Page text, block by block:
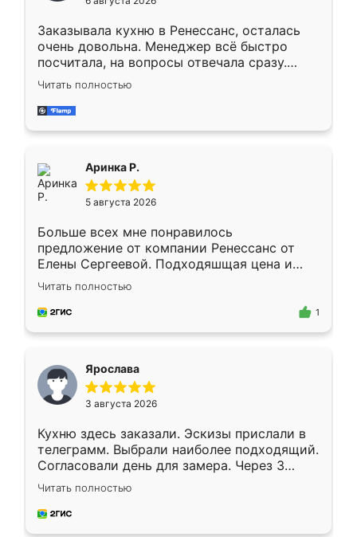
мебели буду заказывать только здесь.
Заказывала кухню в Ренессанс, осталась
очень довольна. Менеджер всё быстро
посчитала, на вопросы отвечала сразу.
Замерщик приехал в субботу, подошёл к
делу со всей ответственностью. Собрали
за день, ребята работали аккуратно, даже
Читать полностью
Аринка Р.
5 августа 2026
Больше всех мне понравилось
предложение от компании Ренессанс от
Елены Сергеевой. Подходяшщая цена и
короткие сроки изготовления. Приехавший
для замера сотрудник Владислав
предложил по моему эскизу самый
Читать полностью
1
Ярослава
3 августа 2026
Кухню здесь заказали. Эскизы прислали в
телеграмм. Выбрали наиболее подходящий.
Согласовали день для замера. Через 3
недели кухня была уже готова. Остались
довольны работой. Спасибо Ренессанс
мебель за качественную работу!
Читать полностью